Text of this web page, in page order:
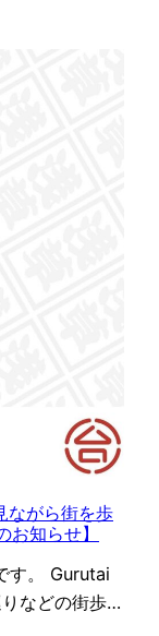
ながら街を歩
知らせ】
す。 Gurutai
などの街歩…